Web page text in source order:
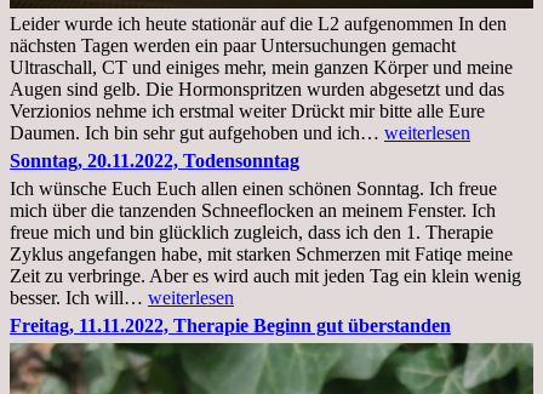
Leider wurde ich heute stationär auf die L2 aufgenommen In den
nächsten Tagen werden ein paar Untersuchungen gemacht
Ultraschall, CT und einiges mehr, mein ganzen Körper und meine
Augen sind gelb. Die Hormonspritzen wurden abgesetzt und das
Verzionios nehme ich erstmal weiter Drückt mir bitte alle Eure
Daumen. Ich bin sehr gut aufgehoben und ich… Mittwoch.
Krankenhaus
stationär
weiterlesen
Sonntag, 20.11.2022, Todensonntag
Ich wünsche Euch Euch allen einen schönen Sonntag. Ich freue
mich über die tanzenden Schneeflocken an meinem Fenster. Ich
freue mich und bin glücklich zugleich, dass ich den 1. Therapie
Zyklus angefangen habe, mit starken Schmerzen mit Fatiqe meine
Zeit zu verbringe. Aber es wird auch mit jeden Tag ein klein wenig
besser. Ich will… Sonntag,
20.11.2022,
Todensonntag
weiterlesen
Freitag, 11.11.2022, Therapie Beginn gut überstanden